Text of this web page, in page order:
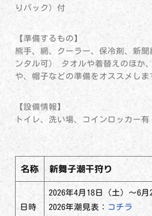
りパック）付
【準備するもの】
熊手、網、クーラー、保冷剤、新聞
ンタル可） タオルや着替えのほか
や、帽子などの準備をオススメしま
【設備情報】
トイレ、洗い場、コインロッカー有
名称 新舞子潮干狩り
日時
2026年4月18日（土）～6
2026年潮見表： コチラ